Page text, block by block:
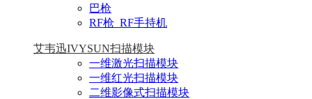
巴枪
RF枪_RF手持机
艾韦迅IVYSUN扫描模块
一维激光扫描模块
一维红光扫描模块
二维影像式扫描模块